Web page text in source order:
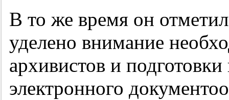
В то же время он
уделено внимание
архивистов и
электронного